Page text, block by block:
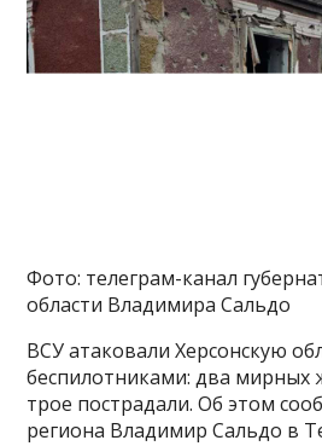
Фото: телеграм-канал
области Владимира Сальдо
ВСУ атаковали Херсонскую
беспилотниками: два мирных
трое пострадали. Об этом
региона Владимир Сальдо в